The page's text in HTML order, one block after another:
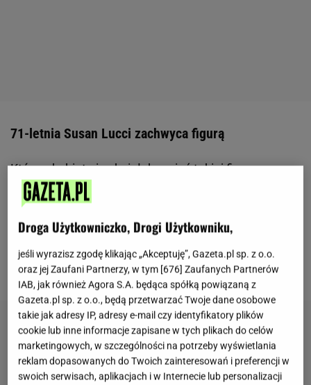
71-letnia Susan Lucci zachwyca figurą
Która z kobiet nie chciałaby mieć takiej figury
jak Susan Lucci. Amerykańska aktorka, włoskiego
pochodzenia zachwyca na Instagramie, gdzie
chętnie publikuje zdjęcia i wideo jak ćwiczy. Mimo
wieku jest w świetnej formie, a jej figura jest godna
pozazdroszczenia.
Droga Użytkowniczko, Drogi Użytkowniku,
jeśli wyrazisz zgodę klikając „Akceptuję”, Gazeta.pl sp. z o.o.
oraz jej Zaufani Partnerzy, w tym [676] Zaufanych Partnerów
IAB, jak również Agora S.A. będąca spółką powiązaną z
Gazeta.pl sp. z o.o., będą przetwarzać Twoje dane osobowe
takie jak adresy IP, adresy e-mail czy identyfikatory plików
cookie lub inne informacje zapisane w tych plikach do celów
marketingowych, w szczególności na potrzeby wyświetlania
reklam dopasowanych do Twoich zainteresowań i preferencji w
swoich serwisach, aplikacjach i w Internecie lub personalizacji